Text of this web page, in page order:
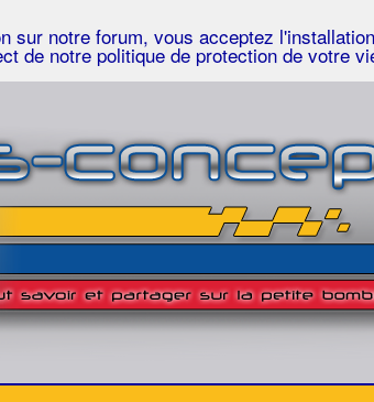
sur notre forum, vous acceptez
de notre politique de protection de votre